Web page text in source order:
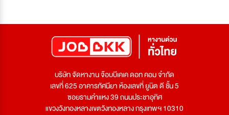
บริษัท จัดหางาน จ๊อบบีเคเค ดอท คอม จำกัด
เลขที่ 625 อาคารทัศนียา ห้องเลขที่ ยูนิต ดี ชั้น 5
ซอยรามคำแหง 39 ถนนประชาอุทิศ
แขวงวังทองหลางเขตวังทองหลาง กรุงเทพฯ 10310